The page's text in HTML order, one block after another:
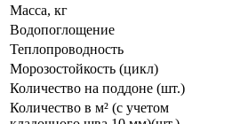
Масса, кг
Водопоглощение
Теплопроводность
Морозостойкость (цикл)
Количество на поддоне (шт.)
Количество в м² (с учетом